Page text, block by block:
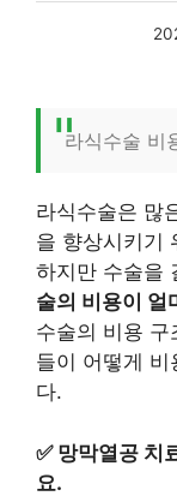
라식수술 비
라식수술은 많
을 향상시키기
하지만 수술을
술의 비용이 얼
수술의 비용 구
들이 어떻게 비
다.
✅ 망막열공 치
요.